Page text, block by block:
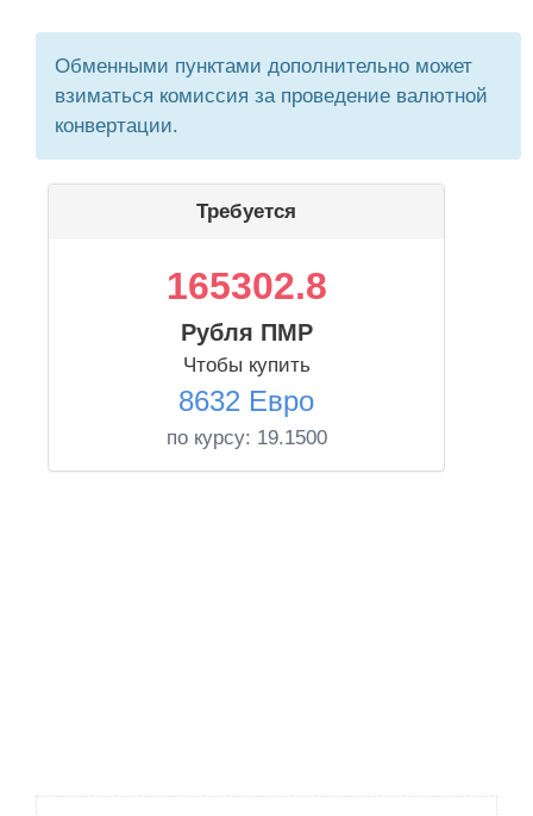
Обменными пунктами дополнительно может
взиматься комиссия за проведение валютной
конвертации.
Требуется
165302.8
Рубля ПМР
Чтобы купить
8632 Евро
по курсу: 19.1500